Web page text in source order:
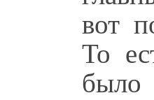
вот
То
было